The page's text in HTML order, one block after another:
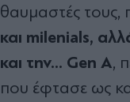
θαυμαστές τους,
και milenials,
και την... Gen A,
που έφτασε ως